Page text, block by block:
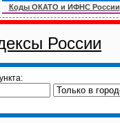
Коды ОКАТО и ИФНС России
России